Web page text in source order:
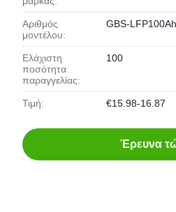
Αριθμός
μοντέλου:
GBS-
Ελάχιστη
ποσότητα
παραγγελίας:
100
Τιμή: €15.98-16.87
Έρευνα